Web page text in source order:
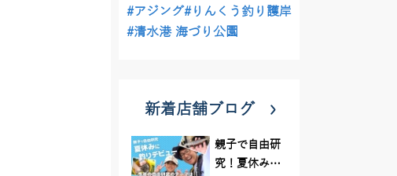
#アジング#りんくう釣り護岸
#清水港 海づり公園
新着店舗ブログ
親子で自由研
究！夏休みに